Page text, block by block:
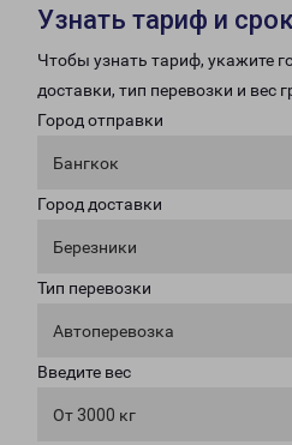
Узнать тариф и
Чтобы узнать тариф, укажите
доставки, тип перевозки и вес
Город отправки
Бангкок
Город доставки
Березники
Тип перевозки
Автоперевозка
Введите вес
От 3000 кг